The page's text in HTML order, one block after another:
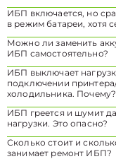
ИБП включается, но
в режим батареи, хотя
Можно ли заменить
ИБП самостоятельно?
ИБП выключает
подключении
холодильника. Почему?
ИБП греется и шумит
нагрузки. Это опасно?
Сколько стоит и
занимает ремонт ИБП?